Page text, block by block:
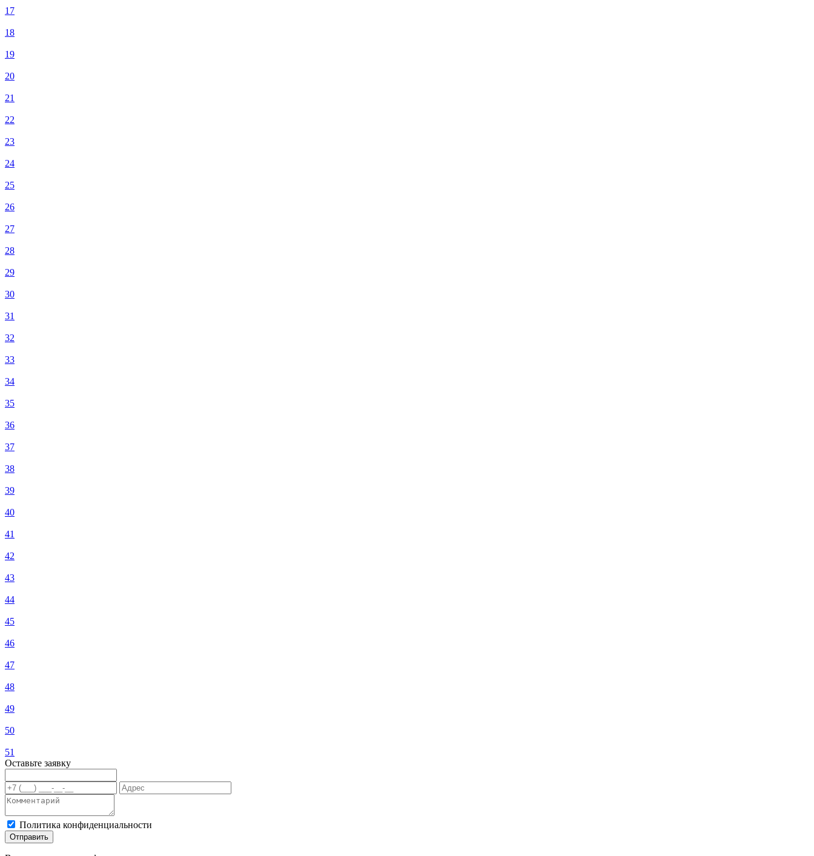
17
18
19
20
21
22
23
24
25
26
27
28
29
30
31
32
33
34
35
36
37
38
39
40
41
42
43
44
45
46
47
48
49
50
51
Оставьте заявку
Политика конфиденциальности
Отправить